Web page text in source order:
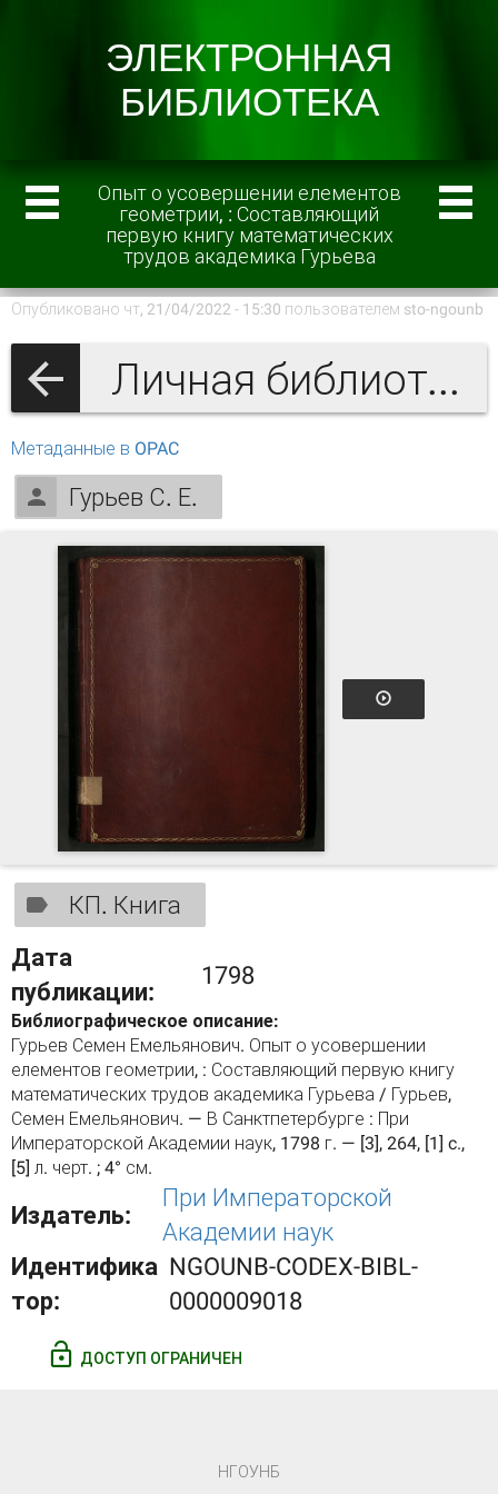
Опыт о усовершении елементов
геометрии, : Составляющий
первую книгу математических
трудов академика Гурьева
Опубликовано чт, 21/04/2022 - 15:30 пользователем sto-ngounb
Личная библиотека графа А.А. Аракчеева
Метаданные в OPAC
Гурьев С. Е.
КП. Книга
Дата
публикации:
1798
Библиографическое описание:
Гурьев Семен Емельянович. Опыт о усовершении
елементов геометрии, : Составляющий первую книгу
математических трудов академика Гурьева / Гурьев,
Семен Емельянович. — В Санктпетербурге : При
Императорской Академии наук, 1798 г. — [3], 264, [1] c.,
[5] л. черт. ; 4° см.
Издатель:
При Императорской
Академии наук
Идентифика
тор:
NGOUNB-CODEX-BIBL-
0000009018
ДОСТУП ОГРАНИЧЕН
НГОУНБ